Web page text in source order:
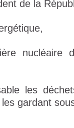
de la
nucléaire
les
gardant